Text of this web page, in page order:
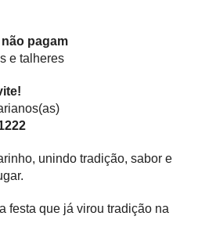
pagam
e talheres
unindo tradição, sabor e
festa que já virou tradição na